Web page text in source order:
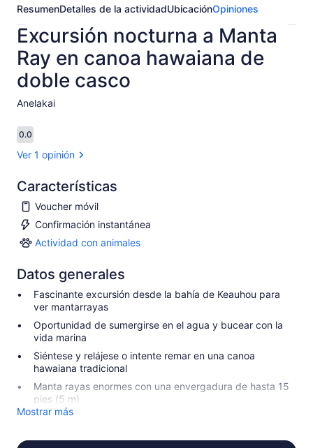
ResumenDetalles de la actividadUbicaciónOpiniones
Excursión nocturna a Manta
Ray en canoa hawaiana de
doble casco
Anelakai​
0.00.0 de 10
Ver 1 opinión
Características
Voucher móvil
Confirmación instantánea
Actividad con animales
Actividad
animales
Datos generales
Fascinante excursión desde la bahía de Keauhou para
ver mantarrayas
Oportunidad de sumergirse en el agua y bucear con la
vida marina
Siéntese y relájese o intente remar en una canoa
hawaiana tradicional
Manta rayas enormes con una envergadura de hasta 15
pies (5 m)
Mostrar más